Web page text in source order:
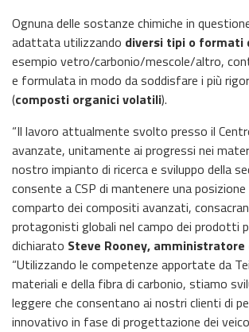
Ognuna delle sostanze chimiche in
adattata utilizzando diversi tipi o formati
esempio vetro/carbonio/mescole/altro,
e formulata in modo da soddisfare i più
(composti organici volatili).
“Il lavoro attualmente svolto presso il
avanzate, unitamente ai progressi nei
nostro impianto di ricerca e sviluppo della
consente a CSP di mantenere una posizione
comparto dei compositi avanzati,
protagonisti globali nel campo dei prodotti
dichiarato Steve Rooney, amministratore
“Utilizzando le competenze apportate da
materiali e della fibra di carbonio, stiamo
leggere che consentano ai nostri clienti di
innovativo in fase di progettazione dei